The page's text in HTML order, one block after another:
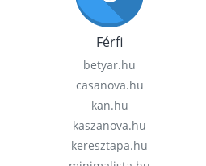
Férfi
betyar.hu
casanova.hu
kan.hu
kaszanova.hu
keresztapa.hu